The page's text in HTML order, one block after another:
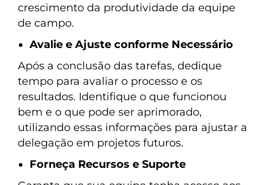
crescimento da produtividade da equipe
de campo.
Avalie e Ajuste conforme Necessário
Após a conclusão das tarefas, dedique
tempo para avaliar o processo e os
resultados. Identifique o que funcionou
bem e o que pode ser aprimorado,
utilizando essas informações para ajustar a
delegação em projetos futuros.
Forneça Recursos e Suporte